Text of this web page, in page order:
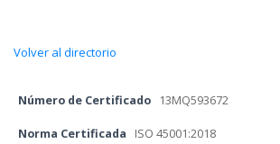
Volver al directorio
Número de Certificado 13MQ593672
Norma Certificada ISO 45001:2018